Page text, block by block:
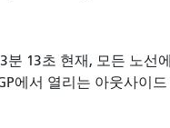
분 13초 현재, 모든 노선
에서 열리는 아웃사이